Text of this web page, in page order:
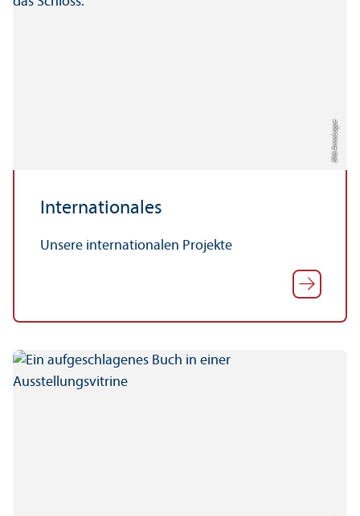
Bild: Anna Logue
Internationales
Unsere internationalen Projekte